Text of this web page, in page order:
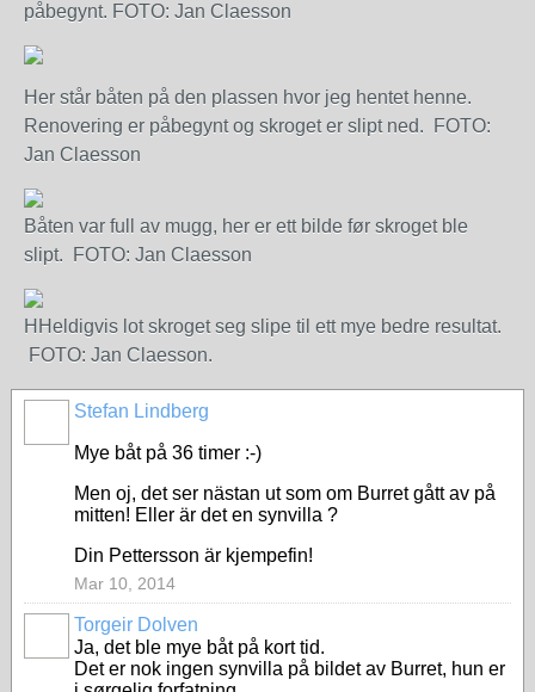
påbegynt. FOTO: Jan Claesson
Her står båten på den plassen hvor jeg hentet henne.
Renovering er påbegynt og skroget er slipt ned. FOTO:
Jan Claesson
Båten var full av mugg, her er ett bilde før skroget ble
slipt. FOTO: Jan Claesson
HHeldigvis lot skroget seg slipe til ett mye bedre resultat.
FOTO: Jan Claesson.
Stefan Lindberg
Mye båt på 36 timer :-)
Men oj, det ser nästan ut som om Burret gått av på
mitten! Eller är det en synvilla ?
Din Pettersson är kjempefin!
Mar 10, 2014
Torgeir Dolven
Ja, det ble mye båt på kort tid.
Det er nok ingen synvilla på bildet av Burret, hun er